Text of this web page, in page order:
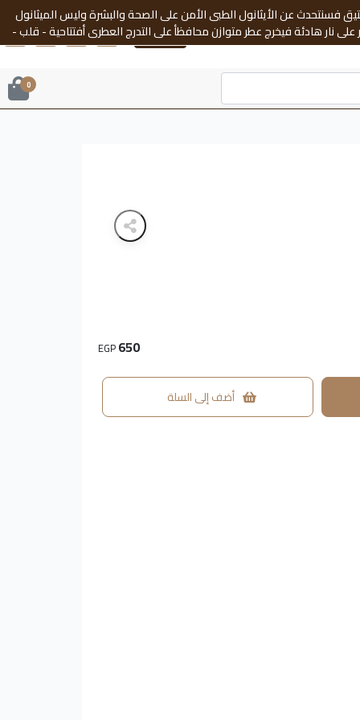
فسنتحدث عن الأيثانول الطبى الأمن على الصحة والبشرة وليس الميثانول
نار هادئة فيخرج عطر متوازن محافظأ على التدرج العطري أفتتاحية - قلب -
قاعدة ويحقق المعادلة الصعبة ثبات+فوحان لذالك حرصنا على تقديم شيء مميز لكل عشاق العطور . زيوت عطرية فائقة الجودة من الشركات العالمية سويسرية . أسبانية . فرنسية . أيطاليا . ألمانية . تركيا وغيرها . كحول أيثيلى طبى رقم 1 .
عطور نيش . ديزاينر . عربية تصلح كبصمة شخصية لمرتديها لذا أبتعدنا عن
دخول
0
650
EGP
أضف إلى السلة